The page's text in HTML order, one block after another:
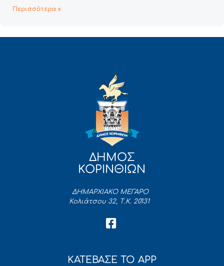
Περισσότερα »
ΔΗΜΟΣ
ΚΟΡΙΝΘΙΩΝ
ΔΗΜΑΡΧΙΑΚΟ ΜΕΓΑΡΟ
Κολιάτσου 32, Τ.Κ. 20131
ΚΑΤΕΒΑΣΕ ΤΟ APP